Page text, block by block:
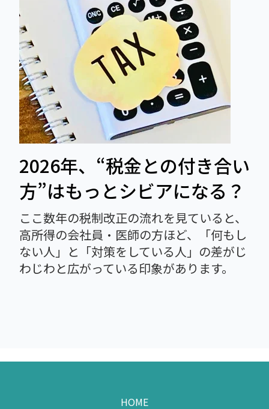
2026年、“税金との付き合い
方”はもっとシビアになる？
ここ数年の税制改正の流れを見ていると、
高所得の会社員・医師の方ほど、
「何もし
ない人」と「対策をしている人」の差がじ
わじわと広がっている印象があります。
HOME